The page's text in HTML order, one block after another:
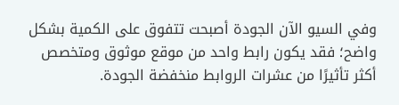
وفي السيو الآن الجودة أصبحت تتفوق على الكمية بشكل
واضح؛ فقد يكون رابط واحد من موقع موثوق ومتخصص
أكثر تأثيرًا من عشرات الروابط منخفضة الجودة.